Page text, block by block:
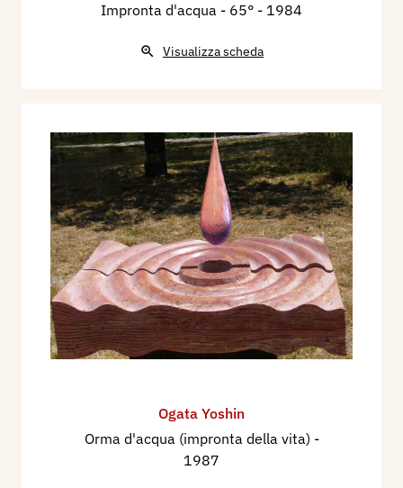
Impronta d'acqua - 65° - 1984
Visualizza scheda
Ogata Yoshin
Orma d'acqua (impronta della vita) -
1987